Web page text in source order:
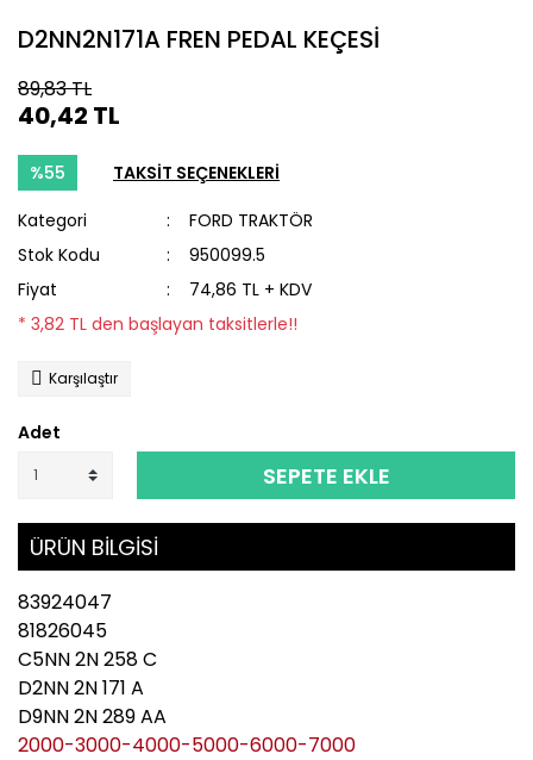
D2NN2N171A FREN PEDAL KEÇESİ
89,83 TL
40,42 TL
%55 TAKSİT SEÇENEKLERİ
Kategori
FORD TRAKTÖR
Stok Kodu
950099.5
Fiyat
74,86 TL + KDV
* 3,82 TL den başlayan taksitlerle!!
Karşılaştır
Adet
SEPETE EKLE
ÜRÜN BİLGİSİ
83924047
81826045
C5NN 2N 258 C
D2NN 2N 171 A
D9NN 2N 289 AA
2000-3000-4000-5000-6000-7000